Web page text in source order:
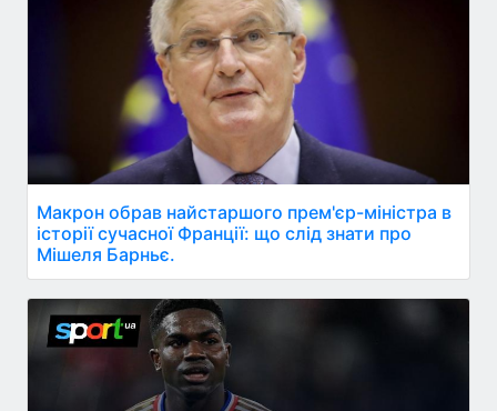
Макрон обрав найстаршого прем'єр-міністра в
історії сучасної Франції: що слід знати про
Мішеля Барньє.